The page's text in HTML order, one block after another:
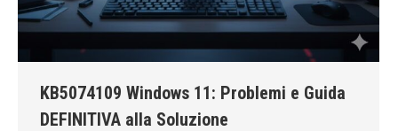
KB5074109 Windows 11: Problemi e Guida
DEFINITIVA alla Soluzione